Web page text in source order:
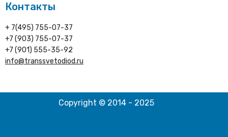
Контакты
+ 7(495) 755-07-37
+7 (903) 755-07-37
+7 (901) 555-35-92
info@transsvetodiod.ru
Copyright © 2014 - 2025